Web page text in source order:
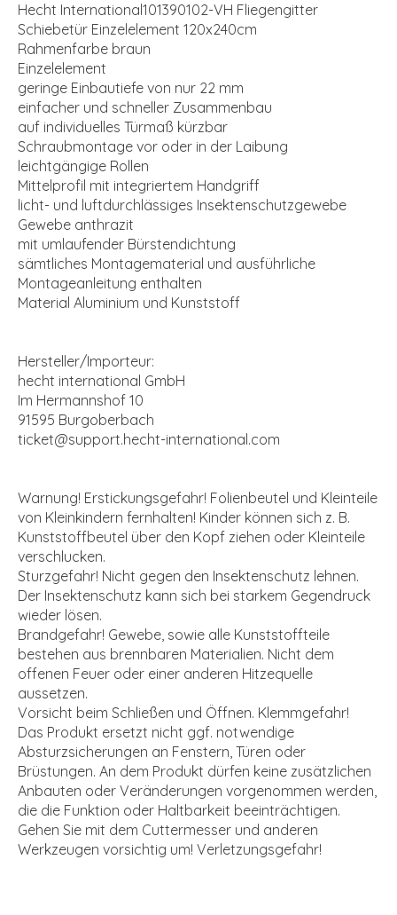
Hecht International101390102-VH Fliegengitter
Schiebetür Einzelelement 120x240cm
Rahmenfarbe braun
Einzelelement
geringe Einbautiefe von nur 22 mm
einfacher und schneller Zusammenbau
auf individuelles Türmaß kürzbar
Schraubmontage vor oder in der Laibung
leichtgängige Rollen
Mittelprofil mit integriertem Handgriff
licht- und luftdurchlässiges Insektenschutzgewebe
Gewebe anthrazit
mit umlaufender Bürstendichtung
sämtliches Montagematerial und ausführliche
Montageanleitung enthalten
Material Aluminium und Kunststoff
Hersteller/Importeur:
hecht international GmbH
Im Hermannshof 10
91595 Burgoberbach
ticket@support.hecht-international.com
Warnung! Erstickungsgefahr! Folienbeutel und Kleinteile
von Kleinkindern fernhalten! Kinder können sich z. B.
Kunststoffbeutel über den Kopf ziehen oder Kleinteile
verschlucken.
Sturzgefahr! Nicht gegen den Insektenschutz lehnen.
Der Insektenschutz kann sich bei starkem Gegendruck
wieder lösen.
Brandgefahr! Gewebe, sowie alle Kunststoffteile
bestehen aus brennbaren Materialien. Nicht dem
offenen Feuer oder einer anderen Hitzequelle
aussetzen.
Vorsicht beim Schließen und Öffnen. Klemmgefahr!
Das Produkt ersetzt nicht ggf. notwendige
Absturzsicherungen an Fenstern, Türen oder
Brüstungen. An dem Produkt dürfen keine zusätzlichen
Anbauten oder Veränderungen vorgenommen werden,
die die Funktion oder Haltbarkeit beeinträchtigen.
Gehen Sie mit dem Cuttermesser und anderen
Werkzeugen vorsichtig um! Verletzungsgefahr!